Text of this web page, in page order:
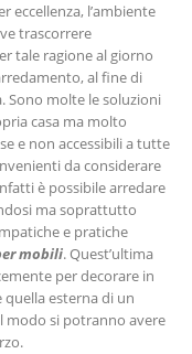
eccellenza, l’ambiente
trascorrere
tale ragione al giorno
al fine di
Sono molte le soluzioni
casa ma molto
e non accessibili a tutte
da considerare
è possibile arredare
ma soprattutto
e pratiche
mobili. Quest’ultima
per decorare in
esterna di un
modo si potranno avere